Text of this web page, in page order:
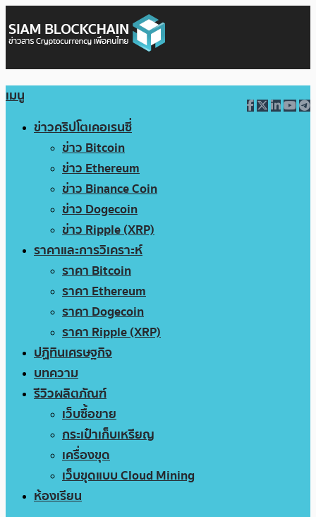
เมนู
ข่าวคริปโตเคอเรนซี่
ข่าว Bitcoin
ข่าว Ethereum
ข่าว Binance Coin
ข่าว Dogecoin
ข่าว Ripple (XRP)
ราคาและการวิเคราะห์
ราคา Bitcoin
ราคา Ethereum
ราคา Dogecoin
ราคา Ripple (XRP)
ปฏิทินเศรษฐกิจ
บทความ
รีวิวผลิตภัณฑ์
เว็บซื้อขาย
กระเป๋าเก็บเหรียญ
เครื่องขุด
เว็บขุดแบบ Cloud Mining
ห้องเรียน